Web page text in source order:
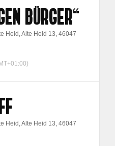
BÜRGER“
Heid , Alte Heid 13, 46047
Heid , Alte Heid 13, 46047